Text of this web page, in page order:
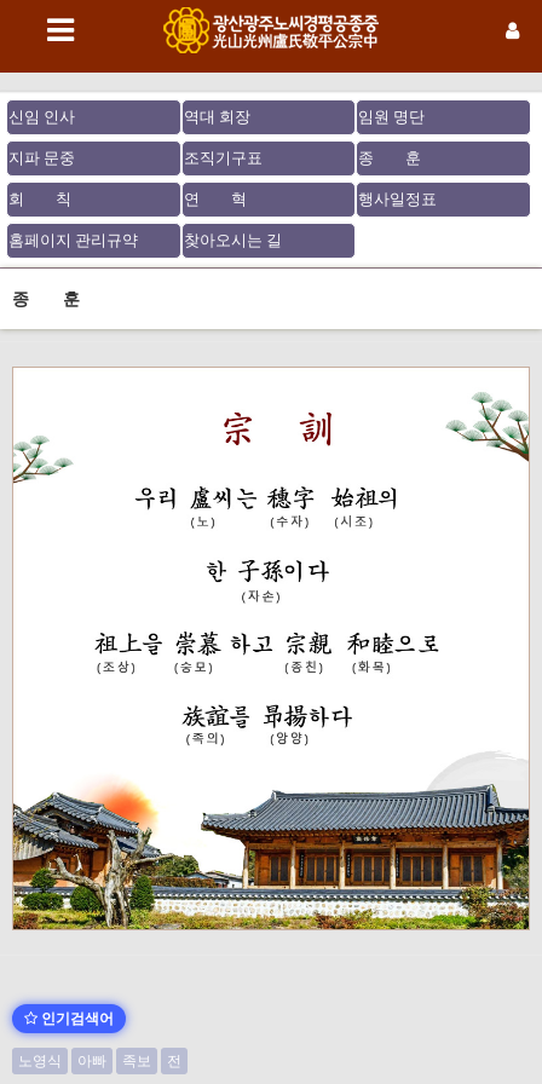
신임 인사 역대 회장 임원 명단
지파 문중 조직기구표 종 훈
회 칙 연 혁 행사일정표
홈페이지 관리규약 찾아오시는 길
종 훈
인기검색어
노영식 아빠 족보 전